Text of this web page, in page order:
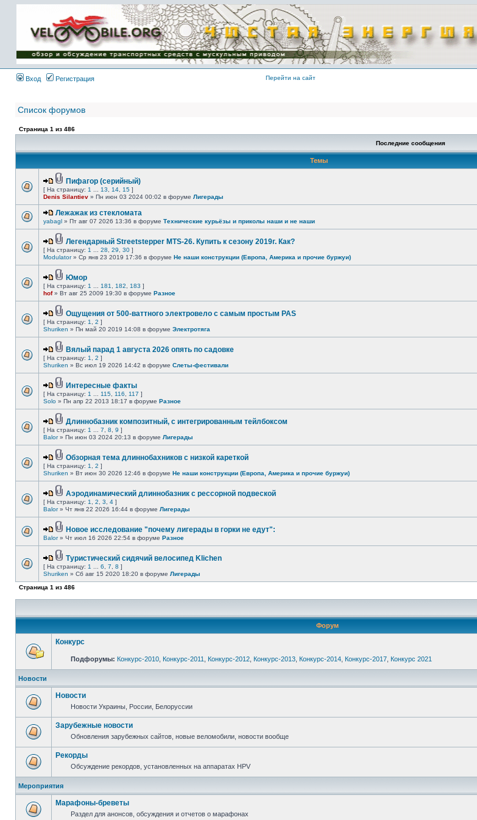
Имя пользователя:
Пароль:
{ LOG_ME_IN_SHORT
}
Вход Регистрация Перейти на сайт
Список форумов
Страница 1 из 486
Последние сообщения
Темы
Пифагор (серийный)
[ На страницу: 1 13 14 15 ]
Denis Silantiev » Пн июн 03 2024 00:02 в форуме Лигерады
Лежажак из стекломата
yabagl » Пт авг 07 2026 13:36 в форуме Технические курьёзы и приколы наши и не наши
Легендарный Streetstepper MTS-26. Купить к сезону 2019г. Как?
[ На страницу: 1 28 29 30 ]
Modulator» Ср янв 23 2019 17:36 в форуме Не наши конструкции (Европа, Америка и прочие буржуи)
Юмор
[ На страницу: 1 181 182 183 ]
hof» Вт авг 25 2009 19:30 в форуме Разное
Ощущения от 500-ваттного электровело с самым простым PAS
[ На страницу: 1 2 ]
Shuriken » Пн май 20 2019 14:08 в форуме Электротяга
Вялый парад 1 августа 2026 опять по садовке
[ На страницу: 1 2 ]
Shuriken » Вс июл 19 2026 14:42 в форуме Слеты-фестивали
Интересные факты
[ На страницу: 1 115 116 117 ]
Solo » Пн апр 22 2013 18:17 в форуме Разное
Длиннобазник композитный, с интегрированным тейлбоксом
[ На страницу: 1 7 8 9 ]
Balor» Пн июн 03 2024 20:13 в форуме Лигерады
Обзорная тема длиннобахников с низкой кареткой
[ На страницу: 1 2 ]
Shuriken » Вт июн 30 2026 12:46 в форуме Не наши конструкции (Европа, Америка и прочие буржуи)
Аэродинамический длиннобазник с рессорной подвеской
[ На страницу: 1 2 3 4 ]
Balor» Чт янв 22 2026 16:44 в форуме Лигерады
Новое исследование "почему лигерады в горки не едут":
Balor» Чт июл 16 2026 22:54 в форуме Разное
Туристический сидячий велосипед Klichen
[ На страницу: 1 6 7 8 ]
Shuriken » Сб авг 15 2020 18:20 в форуме Лигерады
Страница 1 из 486
Форум
Конкурс
Подфорумы: Конкурс-2010 Конкурс-2011 Конкурс-2012 Конкурс-2013 Конкурс-2014 Конкурс-2017 Конкурс 2021
Новости
Новости
Новости Украины, России, Белоруссии
Зарубежные новости
Обновления зарубежных сайтов, новые веломобили, новости вообще
Рекорды
Обсуждение рекордов, установленных на аппаратах HPV
Мероприятия
Марафоны-бреветы
Раздел для анонсов, обсуждения и отчетов о марафонах